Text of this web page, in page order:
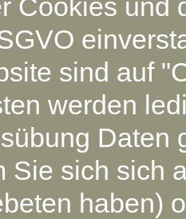
sind auf
werden
Daten
Sie sich sich
haben)